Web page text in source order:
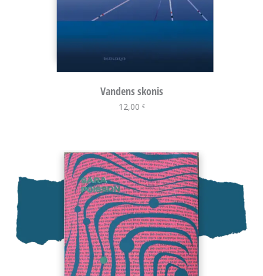
Vandens skonis
12,00 €